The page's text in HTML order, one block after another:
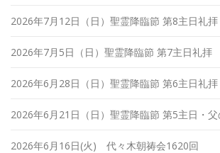
2026年7月12日（日）聖霊降臨節 第8主日礼拝
2026年7月5日（日）聖霊降臨節 第7主日礼拝
2026年6月28日（日）聖霊降臨節 第6主日礼拝
2026年6月21日（日）聖霊降臨節 第5主日・
2026年6月16日(火) 代々木朝祷会1620回